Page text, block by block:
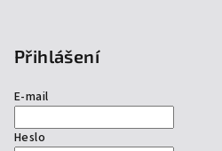
Přihlášení
E-mail
Heslo